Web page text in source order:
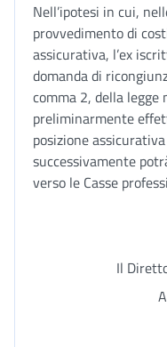
Nell’ipotesi in cui,
provvedimento di
assicurativa, l’ex
domanda di
comma 2, della
preliminarmente
posizione assicurativa
successivamente
verso le Casse
Il